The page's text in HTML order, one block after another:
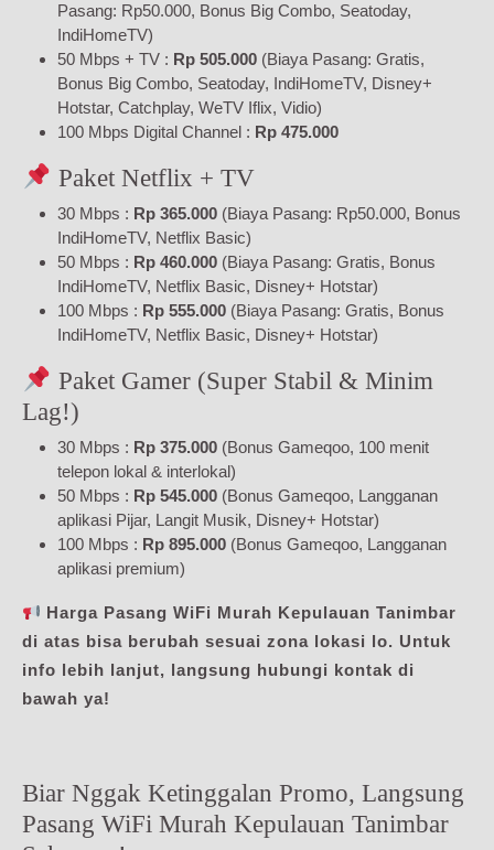
Pasang: Rp50.000, Bonus Big Combo, Seatoday,
IndiHomeTV)
50 Mbps + TV : Rp 505.000 (Biaya Pasang: Gratis,
Bonus Big Combo, Seatoday, IndiHomeTV, Disney+
Hotstar, Catchplay, WeTV Iflix, Vidio)
100 Mbps Digital Channel : Rp 475.000
Paket Netflix + TV
30 Mbps : Rp 365.000 (Biaya Pasang: Rp50.000, Bonus
IndiHomeTV, Netflix Basic)
50 Mbps : Rp 460.000 (Biaya Pasang: Gratis, Bonus
IndiHomeTV, Netflix Basic, Disney+ Hotstar)
100 Mbps : Rp 555.000 (Biaya Pasang: Gratis, Bonus
IndiHomeTV, Netflix Basic, Disney+ Hotstar)
Paket Gamer (Super Stabil & Minim
Lag!)
30 Mbps : Rp 375.000 (Bonus Gameqoo, 100 menit
telepon lokal & interlokal)
50 Mbps : Rp 545.000 (Bonus Gameqoo, Langganan
aplikasi Pijar, Langit Musik, Disney+ Hotstar)
100 Mbps : Rp 895.000 (Bonus Gameqoo, Langganan
aplikasi premium)
Harga Pasang WiFi Murah Kepulauan Tanimbar
di atas bisa berubah sesuai zona lokasi lo. Untuk
info lebih lanjut, langsung hubungi kontak di
bawah ya!
Biar Nggak Ketinggalan Promo, Langsung
Pasang WiFi Murah Kepulauan Tanimbar